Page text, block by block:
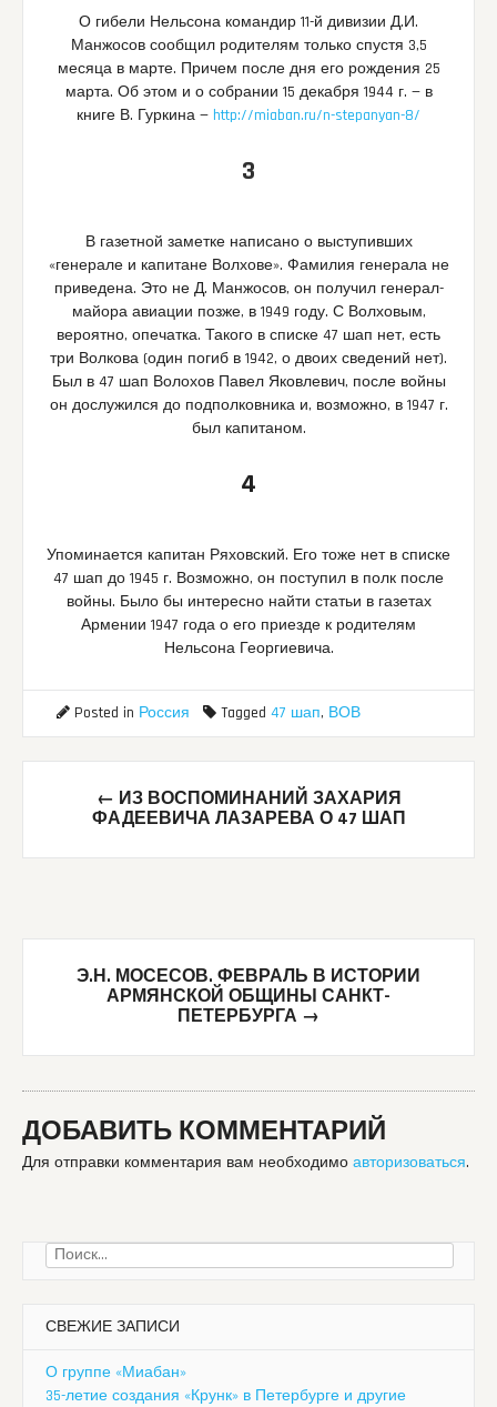
О гибели Нельсона командир 11-й дивизии Д.И.
Манжосов сообщил родителям только спустя 3,5
месяца в марте. Причем после дня его рождения 25
марта. Об этом и о собрании 15 декабря 1944 г. — в
книге В. Гуркина — http://miaban.ru/n-stepanyan-8/
3
В газетной заметке написано о выступивших
«генерале и капитане Волхове». Фамилия генерала не
приведена. Это не Д. Манжосов, он получил генерал-
майора авиации позже, в 1949 году. С Волховым,
вероятно, опечатка. Такого в списке 47 шап нет, есть
три Волкова (один погиб в 1942, о двоих сведений нет).
Был в 47 шап Волохов Павел Яковлевич, после войны
он дослужился до подполковника и, возможно, в 1947 г.
был капитаном.
4
Упоминается капитан Ряховский. Его тоже нет в списке
47 шап до 1945 г. Возможно, он поступил в полк после
войны. Было бы интересно найти статьи в газетах
Армении 1947 года о его приезде к родителям
Нельсона Георгиевича.
Posted in Россия Tagged 47 шап, ВОВ
navigation
← ИЗ ВОСПОМИНАНИЙ ЗАХАРИЯ
ФАДЕЕВИЧА ЛАЗАРЕВА О 47 ШАП
Э.Н. МОСЕСОВ. ФЕВРАЛЬ В ИСТОРИИ
АРМЯНСКОЙ ОБЩИНЫ САНКТ-
ПЕТЕРБУРГА →
ДОБАВИТЬ КОММЕНТАРИЙ
Для отправки комментария вам необходимо авторизоваться.
Найти:
СВЕЖИЕ ЗАПИСИ
О группе «Миабан»
35-летие создания «Крунк» в Петербурге и другие